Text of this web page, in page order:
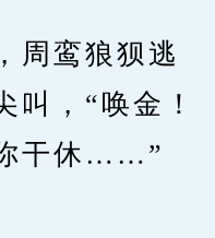
鸾狼狈逃
叫，“唤金！
干休……”